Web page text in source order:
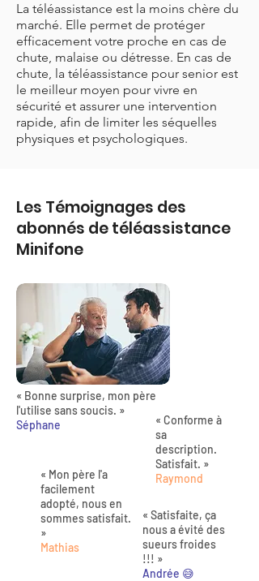
La téléassistance est la moins chère du
marché. Elle permet de protéger
efficacement votre proche en cas de
chute, malaise ou détresse. En cas de
chute, la téléassistance pour senior est
le meilleur moyen pour vivre en
sécurité et assurer une intervention
rapide, afin de limiter les séquelles
physiques et psychologiques.
Les Témoignages des
abonnés de téléassistance
Minifone
« Bonne surprise, mon père
l'utilise sans soucis. »
Séphane
« Mon père l'a
facilement
adopté, nous en
sommes satisfait.
»
Mathias
« Conforme à
sa
description.
Satisfait. »
Raymond
« Satisfaite, ça
nous a évité des
sueurs froides
!!! »
Andrée 😅